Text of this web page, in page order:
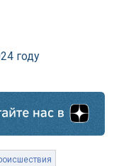
году